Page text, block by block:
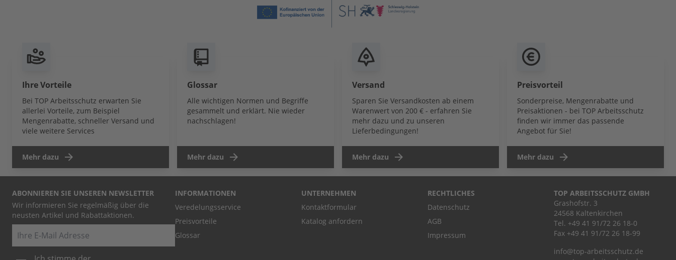
Ihre Vorteile
Bei TOP Arbeitsschutz erwarten Sie
allerlei Vorteile, zum Beispiel
Mengenrabatte, schneller Versand und
viele weitere Services
Mehr dazu
Glossar
Alle wichtigen Normen und Begriffe
gesammelt und erklärt. Nie wieder
nachschlagen!
Mehr dazu
Versand
Sparen Sie Versandkosten ab einem
Warenwert von 200 € - erfahren Sie
mehr dazu und zu unseren
Lieferbedingungen!
Mehr dazu
Preisvorteil
Sonderpreise, Mengenrabatte und
Preisaktionen - bei TOP Arbeitsschutz
finden wir immer das passende
Angebot für Sie!
Mehr dazu
ABONNIEREN SIE UNSEREN NEWSLETTER
Wir informieren Sie regelmäßig über die
neusten Artikel und Rabattaktionen.
E-Mail
INFORMATIONEN
Veredelungsservice
Preisvorteile
Glossar
UNTERNEHMEN
Kontaktformular
Katalog anfordern
RECHTLICHES
Datenschutz
AGB
Impressum
TOP ARBEITSSCHUTZ GMBH
Grashofstr. 3
24568 Kaltenkirchen
Tel. +49 41 91/72 26 18-0
Fax +49 41 91/72 26 18-99
info@top-arbeitsschutz.de